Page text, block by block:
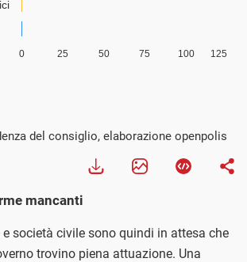
del consiglio, elaborazione openpolis
mancanti
società civile sono quindi in attesa che
trovino piena attuazione. Una